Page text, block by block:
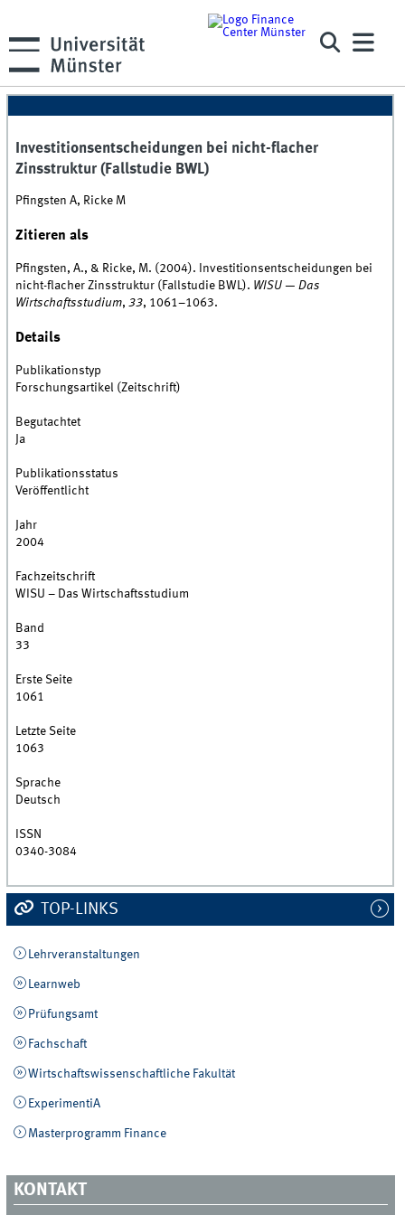
Investitionsentscheidungen bei nicht-flacher
Zinsstruktur (Fallstudie BWL)
Pfingsten A, Ricke M
Zitieren als
Pfingsten, A., & Ricke, M. (2004). Investitionsentscheidungen bei
nicht-flacher Zinsstruktur (Fallstudie BWL). WISU — Das
Wirtschaftsstudium,33, 1061–1063.
Details
Publikationstyp
Forschungsartikel (Zeitschrift)
Begutachtet
Ja
Publikationsstatus
Veröffentlicht
Jahr
2004
Fachzeitschrift
WISU – Das Wirtschaftsstudium
Band
33
Erste Seite
1061
Letzte Seite
1063
Sprache
Deutsch
ISSN
0340-3084
TOP-LINKS
Lehrveranstaltungen
Learnweb
Prüfungsamt
Fachschaft
Wirtschaftswissenschaftliche Fakultät
ExperimentiA
Masterprogramm Finance
KONTAKT